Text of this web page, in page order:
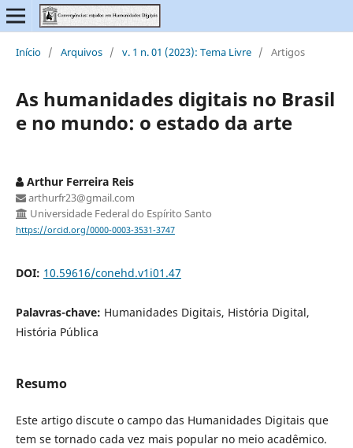
Início / Arquivos / v. 1 n. 01 (2023): Tema Livre / Artigos
As humanidades digitais no Brasil
e no mundo: o estado da arte
Arthur Ferreira Reis
arthurfr23@gmail.com
Universidade Federal do Espírito Santo
https://orcid.org/0000-0003-3531-3747
DOI: 10.59616/conehd.v1i01.47
Palavras-chave: Humanidades Digitais, História Digital,
História Pública
Resumo
Este artigo discute o campo das Humanidades Digitais que
tem se tornado cada vez mais popular no meio acadêmico.